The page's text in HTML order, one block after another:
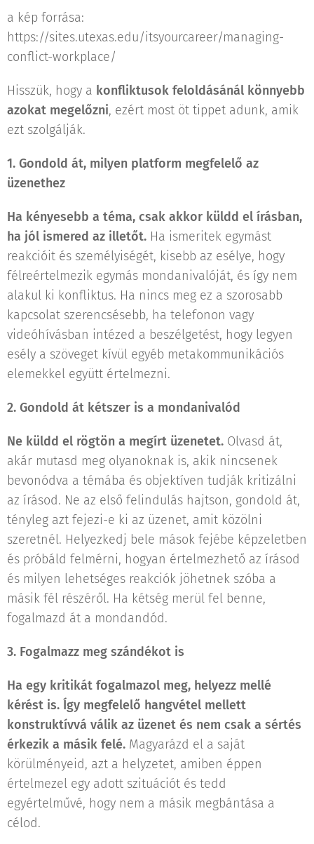
a kép forrása:
https://sites.utexas.edu/itsyourcareer/managing-
conflict-workplace/
Hisszük, hogy a konfliktusok feloldásánál könnyebb
azokat megelőzni, ezért most öt tippet adunk, amik
ezt szolgálják.
1. Gondold át, milyen platform megfelelő az
üzenethez
Ha kényesebb a téma, csak akkor küldd el írásban,
ha jól ismered az illetőt. Ha ismeritek egymást
reakcióit és személyiségét, kisebb az esélye, hogy
félreértelmezik egymás mondanivalóját, és így nem
alakul ki konfliktus. Ha nincs meg ez a szorosabb
kapcsolat szerencsésebb, ha telefonon vagy
videóhívásban intézed a beszélgetést, hogy legyen
esély a szöveget kívül egyéb metakommunikációs
elemekkel együtt értelmezni.
2. Gondold át kétszer is a mondanivalód
Ne küldd el rögtön a megírt üzenetet. Olvasd át,
akár mutasd meg olyanoknak is, akik nincsenek
bevonódva a témába és objektíven tudják kritizálni
az írásod. Ne az első felindulás hajtson, gondold át,
tényleg azt fejezi-e ki az üzenet, amit közölni
szeretnél. Helyezkedj bele mások fejébe képzeletben
és próbáld felmérni, hogyan értelmezhető az írásod
és milyen lehetséges reakciók jöhetnek szóba a
másik fél részéről. Ha kétség merül fel benne,
fogalmazd át a mondandód.
3. Fogalmazz meg szándékot is
Ha egy kritikát fogalmazol meg, helyezz mellé
kérést is. Így megfelelő hangvétel mellett
konstruktívvá válik az üzenet és nem csak a sértés
érkezik a másik felé. Magyarázd el a saját
körülményeid, azt a helyzetet, amiben éppen
értelmezel egy adott szituációt és tedd
egyértelművé, hogy nem a másik megbántása a
célod.